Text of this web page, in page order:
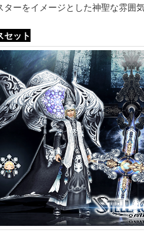
ターをイメージとした神聖な雰囲
ット